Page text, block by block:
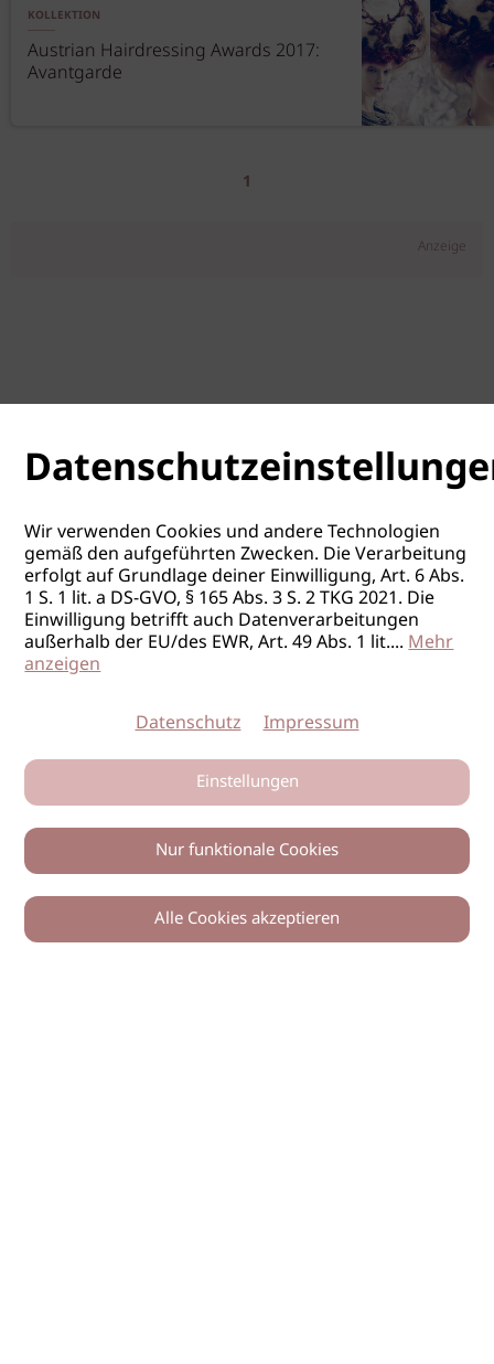
KOLLEKTION
Austrian Hairdressing Awards 2017:
Avantgarde
1
Anzeige
Wir verwenden Cookies und andere Technologien
gemäß den aufgeführten Zwecken. Die Verarbeitung
erfolgt auf Grundlage deiner Einwilligung, Art. 6 Abs.
1 S. 1 lit. a DS-GVO, § 165 Abs. 3 S. 2 TKG 2021. Die
Einwilligung betrifft auch Datenverarbeitungen
außerhalb der EU/des EWR, Art. 49 Abs. 1 lit....Mehr
anzeigen
Datenschutz Impressum
Einstellungen
Nur funktionale Cookies
Alle Cookies akzeptieren